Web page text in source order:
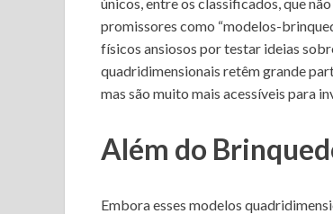
únicos, entre os classificados, que
promissores como “modelos-
físicos ansiosos por testar ideias
quadridimensionais retêm grande
mas são muito mais acessíveis para
Além do
Embora esses modelos